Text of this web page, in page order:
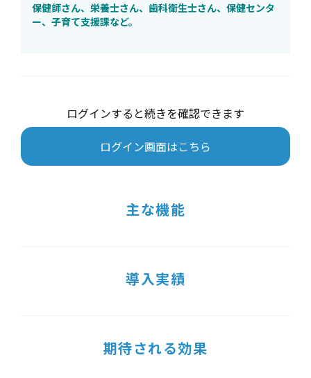
保健師さん、栄養士さん、歯科衛生士さん、保健センタ
ー、子育て支援課など。
ログインすると続きを確認できます
ログイン画面はこちら
主な機能
導入実績
期待される効果